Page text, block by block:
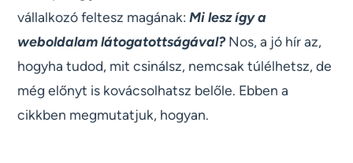
vállalkozó feltesz magának:Mi lesz így a
weboldalam látogatottságával?Nos, a jó hír az,
hogyha tudod, mit csinálsz, nemcsak túlélhetsz, de
még előnyt is kovácsolhatsz belőle. Ebben a
cikkben megmutatjuk, hogyan.